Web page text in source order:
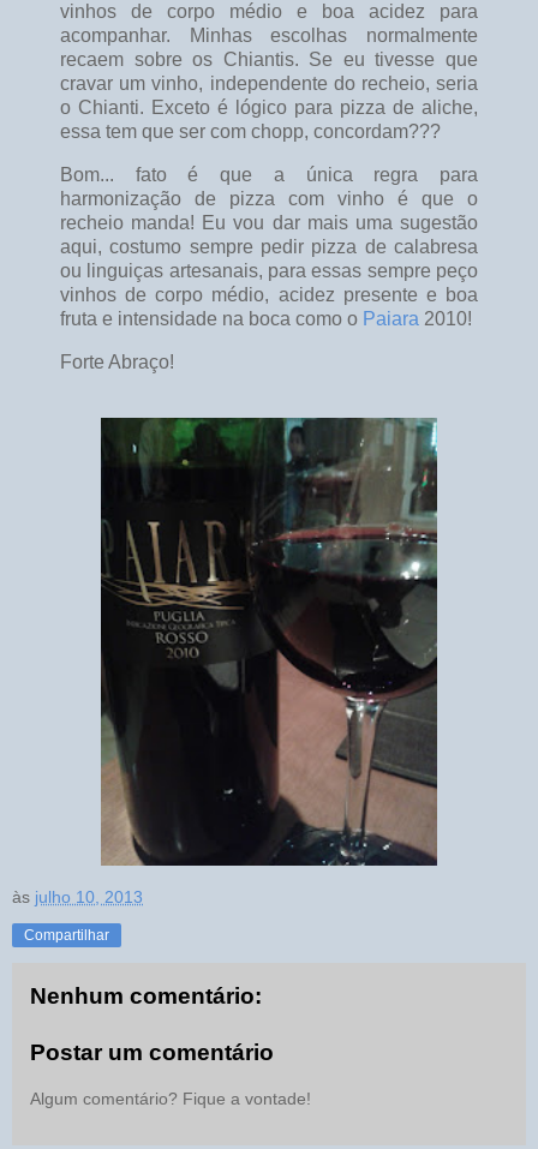
vinhos de corpo médio e boa acidez para
acompanhar. Minhas escolhas normalmente
recaem sobre os Chiantis. Se eu tivesse que
cravar um vinho, independente do recheio, seria
o Chianti. Exceto é lógico para pizza de aliche,
essa tem que ser com chopp, concordam???
Bom... fato é que a única regra para
harmonização de pizza com vinho é que o
recheio manda! Eu vou dar mais uma sugestão
aqui, costumo sempre pedir pizza de calabresa
ou linguiças artesanais, para essas sempre peço
vinhos de corpo médio, acidez presente e boa
fruta e intensidade na boca como o Paiara 2010!
Forte Abraço!
às julho 10, 2013
Compartilhar
Nenhum comentário:
Postar um comentário
Algum comentário? Fique a vontade!